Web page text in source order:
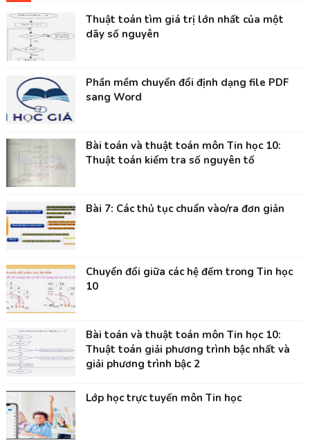
Thuật toán tìm giá trị lớn nhất của một
dãy số nguyên
Phần mềm chuyển đổi định dạng file PDF
sang Word
Bài toán và thuật toán môn Tin học 10:
Thuật toán kiểm tra số nguyên tố
Bài 7: Các thủ tục chuẩn vào/ra đơn giản
Chuyển đổi giữa các hệ đếm trong Tin học
10
Bài toán và thuật toán môn Tin học 10:
Thuật toán giải phương trình bậc nhất và
giải phương trình bậc 2
Lớp học trực tuyến môn Tin học